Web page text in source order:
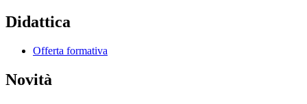
Didattica
Offerta formativa
Novità